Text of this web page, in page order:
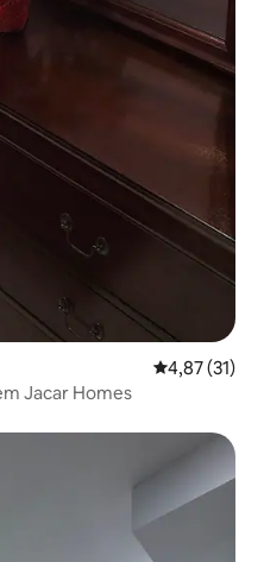
4,87 de uma
4,87 (31)
Jacar Homes